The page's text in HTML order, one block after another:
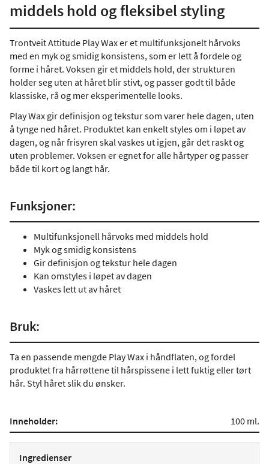
middels hold og fleksibel styling
Trontveit Attitude Play Wax er et multifunksjonelt hårvoks
med en myk og smidig konsistens, som er lett å fordele og
forme i håret. Voksen gir et middels hold, der strukturen
holder seg uten at håret blir stivt, og passer godt til både
klassiske, rå og mer eksperimentelle looks.
Play Wax gir definisjon og tekstur som varer hele dagen, uten
å tynge ned håret. Produktet kan enkelt styles om i løpet av
dagen, og når frisyren skal vaskes ut igjen, går det raskt og
uten problemer. Voksen er egnet for alle hårtyper og passer
både til kort og langt hår.
Funksjoner:
Multifunksjonell hårvoks med middels hold
Myk og smidig konsistens
Gir definisjon og tekstur hele dagen
Kan omstyles i løpet av dagen
Vaskes lett ut av håret
Bruk:
Ta en passende mengde Play Wax i håndflaten, og fordel
produktet fra hårrøttene til hårspissene i lett fuktig eller tørt
hår. Styl håret slik du ønsker.
Inneholder: 100 ml.
Ingredienser